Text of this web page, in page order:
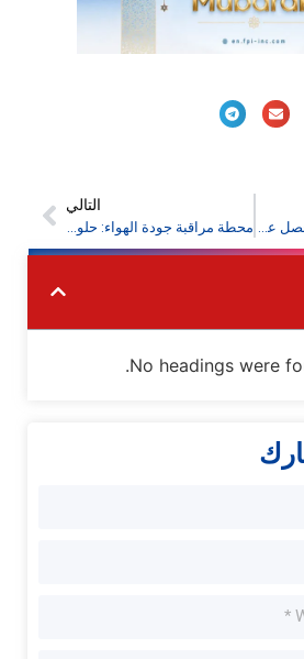
شركة FPI BPM-200 تحصل على شهادة وكالة حماية البيئة الأمريكية (EPA)، مما يدل على أداء مراقبة PM2.5 من الدرجة المرجعية
التالي
محطة مراقبة جودة الهواء: حلول للرصد البيئي
No headings were